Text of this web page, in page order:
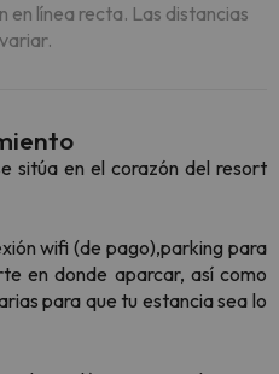
en línea recta. Las distancias
sitúa en el corazón del resort
wifi (de pago),parking para
en donde aparcar, así como
para que tu estancia sea lo